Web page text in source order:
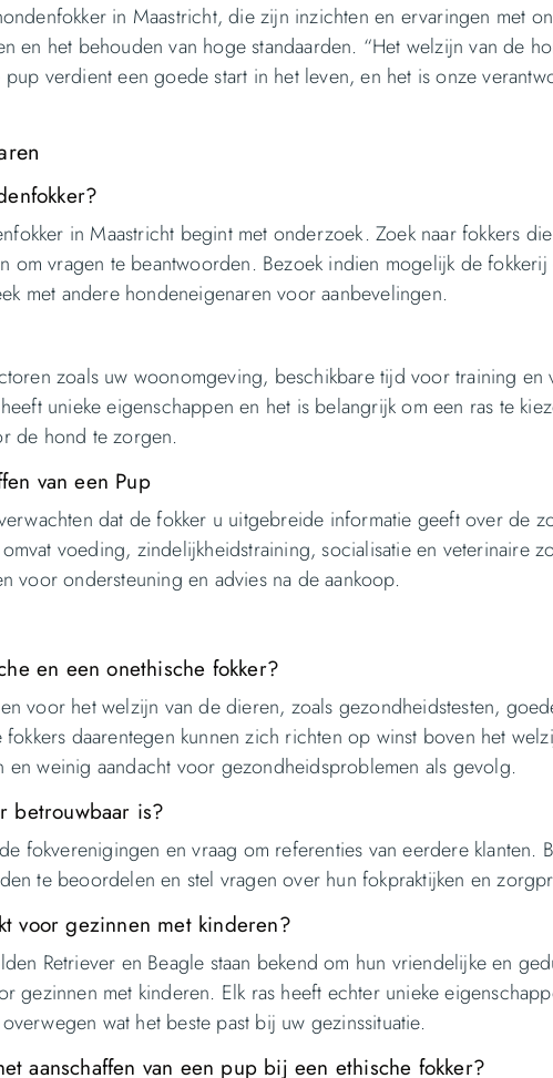
in Maastricht, die zijn inzichten en ervaringen met
en het behouden van hoge standaarden. “Het welzijn van de
verdient een goede start in het leven, en het is onze
in Maastricht begint met onderzoek. Zoek naar fokkers
om vragen te beantwoorden. Bezoek indien mogelijk de
met andere hondeneigenaren voor aanbevelingen.
zoals uw woonomgeving, beschikbare tijd voor training en
unieke eigenschappen en het is belangrijk om een ras te
de hond te zorgen.
van een Pup
dat de fokker u uitgebreide informatie geeft over de
voeding, zindelijkheidstraining, socialisatie en veterinaire
voor ondersteuning en advies na de aankoop.
en een onethische fokker?
voor het welzijn van de dieren, zoals gezondheidstesten,
daarentegen kunnen zich richten op winst boven het
en weinig aandacht voor gezondheidsproblemen als gevolg.
betrouwbaar is?
fokverenigingen en vraag om referenties van eerdere klanten.
te beoordelen en stel vragen over hun fokpraktijken en
voor gezinnen met kinderen?
Retriever en Beagle staan bekend om hun vriendelijke en
gezinnen met kinderen. Elk ras heeft echter unieke
wat het beste past bij uw gezinssituatie.
aanschaffen van een pup bij een ethische fokker?